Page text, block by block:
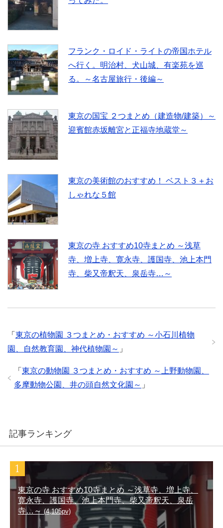
フランク・ロイド・ライトの帝国ホテル
へ行く。明治村、犬山城、有楽苑を巡
る。～名古屋旅行・後編～
東京の国宝 ２つまとめ（建造物/建築）～
迎賓館赤坂離宮と正福寺地蔵堂～
東京の美術館のおすすめ！ ベスト３＋お
しゃれな５館
東京の寺 おすすめ10寺まとめ ～浅草
寺、増上寺、寛永寺、護国寺、池上本門
寺、柴又帝釈天、泉岳寺…～
「 東京の植物園 ３つまとめ・おすすめ ～小石川植物
園、自然教育園、神代植物園～ 」
「 東京の動物園 ３つまとめ・おすすめ ～上野動物園、
多摩動物公園、井の頭自然文化園～ 」
記事ランキング
東京の寺 おすすめ10寺まとめ ～浅草寺、増上寺、
寛永寺、護国寺、池上本門寺、柴又帝釈天、泉岳
寺…～ (4,105pv)